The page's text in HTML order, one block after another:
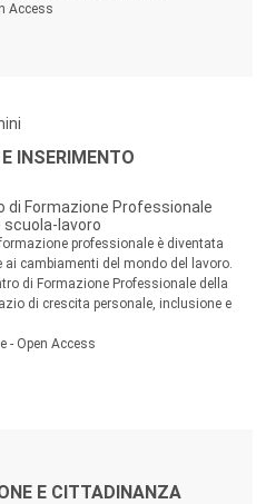
Access
INSERIMENTO
di Formazione Professionale
lavoro
professionale è diventata
ai cambiamenti del mondo del lavoro.
di Formazione Professionale della
di crescita personale, inclusione e
- Open Access
E CITTADINANZA